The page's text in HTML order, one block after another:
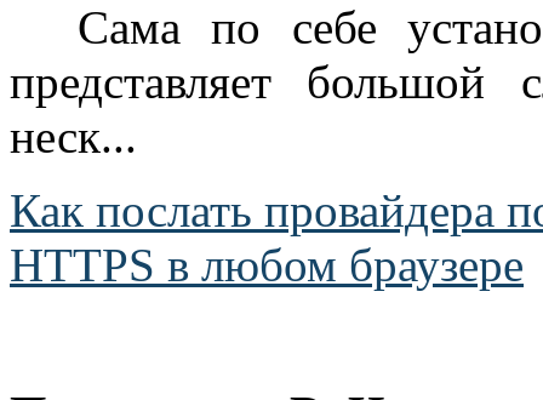
Сама по себе
представляет
неск...
Как послать провайдера
HTTPS в любом браузере